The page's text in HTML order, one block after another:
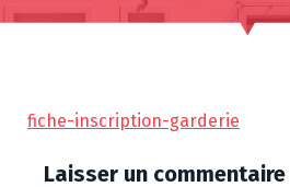
fiche-inscription-garderie
Laisser un commentaire